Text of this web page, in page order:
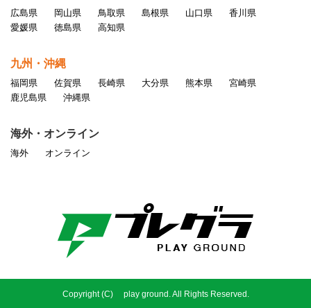
広島県 岡山県 鳥取県 島根県 山口県
香川県
愛媛県
徳島県 高知県
九州・沖縄
福岡県 佐賀県 長崎県 大分県 熊本県
宮崎県
鹿児島県
沖縄県
海外・オンライン
海外 オンライン
Copyright (C) play ground. All Rights Reserved.